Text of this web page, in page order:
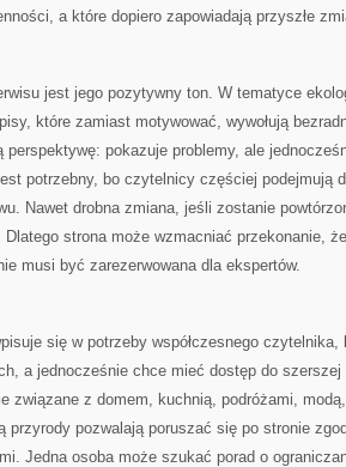
a które dopiero zapowiadają przyszłe
jest jego pozytywny ton. W tematyce
które zamiast motywować, wywołują
perspektywę: pokazuje problemy, ale
potrzebny, bo czytelnicy częściej podejmują
Nawet drobna zmiana, jeśli zostanie
Dlatego strona może wzmacniać przekonanie,
musi być zarezerwowana dla ekspertów.
się w potrzeby współczesnego
a jednocześnie chce mieć dostęp do szerszej
związane z domem, kuchnią, podróżami,
przyrody pozwalają poruszać się po stronie
Jedna osoba może szukać porad o